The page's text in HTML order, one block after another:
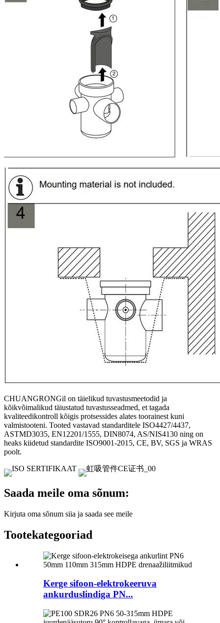
CHUANGRONGil on täielikud tuvastusmeetodid ja
kõikvõimalikud täiustatud tuvastusseadmed, et tagada
kvaliteedikontroll kõigis protsessides alates toorainest kuni
valmistooteni. Tooted vastavad standarditele ISO4427/4437,
ASTMD3035, EN12201/1555, DIN8074, AS/NIS4130 ning on
heaks kiidetud standardite ISO9001-2015, CE, BV, SGS ja WRAS
poolt.
Saada meile oma sõnum:
Kirjuta oma sõnum siia ja saada see meile
Tootekategooriad
Kerge sifoon-elektrokeeruva
ankurduslindiga PN...